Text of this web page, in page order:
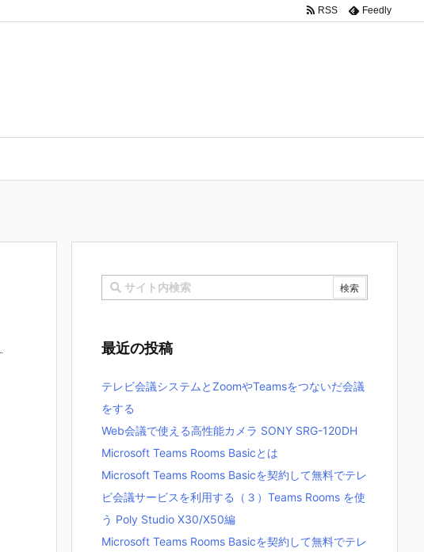
RSS Feedly
最近の投稿
テレビ会議システムとZoomやTeamsをつないだ会議
をする
Web会議で使える高性能カメラ SONY SRG-120DH
Microsoft Teams Rooms Basicとは
Microsoft Teams Rooms Basicを契約して無料でテレ
ビ会議サービスを利用する（３）Teams Rooms を使
う Poly Studio X30/X50編
Microsoft Teams Rooms Basicを契約して無料でテレ